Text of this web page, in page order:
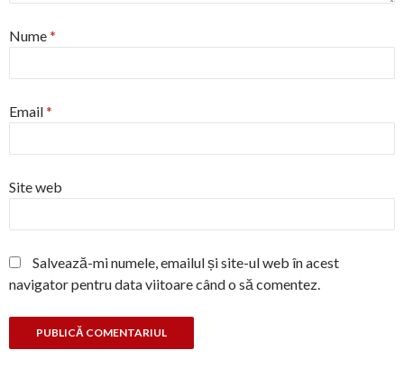
Nume*
Email*
Site web
Salvează-mi numele, emailul și site-ul web în acest
navigator pentru data viitoare când o să comentez.